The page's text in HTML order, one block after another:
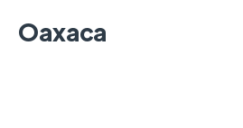
Oaxaca